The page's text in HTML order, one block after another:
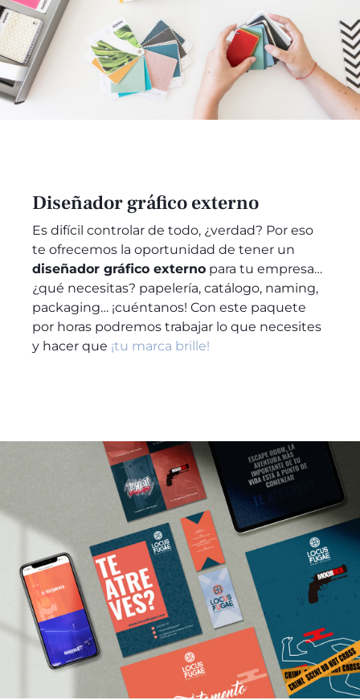
Diseñador gráfico externo
Es difícil controlar de todo, ¿verdad? Por eso
te ofrecemos la oportunidad de tener un
diseñador gráfico externo para tu empresa…
¿qué necesitas? papelería, catálogo, naming,
packaging… ¡cuéntanos! Con este paquete
por horas podremos trabajar lo que necesites
y hacer que ¡tu marca brille!